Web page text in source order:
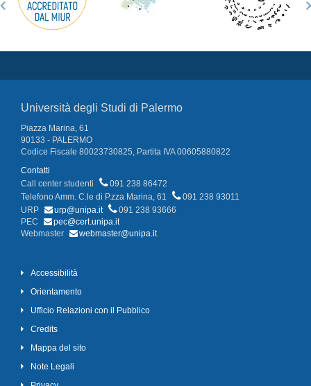
Università degli Studi di Palermo
Piazza Marina, 61
90133 - PALERMO
Codice Fiscale 80023730825, Partita IVA 00605880822
Contatti
Call center studenti
091 238 86472
Telefono Amm. C.le di P.zza Marina, 61
091 238 93011
URP
urp@unipa.it
091 238 93666
PEC
pec@cert.unipa.it
Webmaster
webmaster@unipa.it
Accessibilità
Orientamento
Ufficio Relazioni con il Pubblico
Credits
Mappa del sito
Note Legali